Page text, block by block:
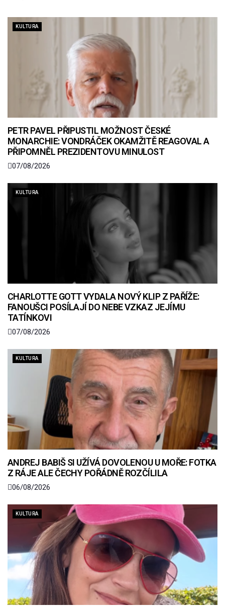
KULTURA
PETR PAVEL PŘIPUSTIL MOŽNOST ČESKÉ
MONARCHIE: VONDRÁČEK OKAMŽITĚ REAGOVAL A
PŘIPOMNĚL PREZIDENTOVU MINULOST
07/08/2026
KULTURA
CHARLOTTE GOTT VYDALA NOVÝ KLIP Z PAŘÍŽE:
FANOUŠCI POSÍLAJÍ DO NEBE VZKAZ JEJÍMU
TATÍNKOVI
07/08/2026
KULTURA
ANDREJ BABIŠ SI UŽÍVÁ DOVOLENOU U MOŘE: FOTKA
Z RÁJE ALE ČECHY POŘÁDNĚ ROZČÍLILA
06/08/2026
KULTURA